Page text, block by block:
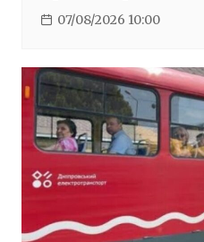
07/08/2026 10:00